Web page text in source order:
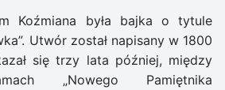
Koźmiana była bajka o tytule
Utwór został napisany w 1800
się trzy lata później, między
„Nowego Pamiętnika